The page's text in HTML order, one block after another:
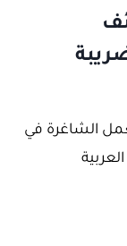
الشاغرة في